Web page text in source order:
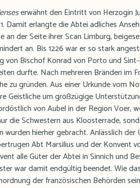
erwähnt den Eintritt von Herzogin
Damit erlangte die Abtei adliches
an der Seite ihrer Scan Limburg,
an. Bis 1226 war er so stark
von Bischof Konrad von Porto und
durfte. Nach mehreren Bränden im
zu gründen. Aus einer Urkunde vom
Geistliche um großzügige
von Aubel in der Region Voer,
die Schwestern aus Kloosterrade,
wurden hierher gebracht. Anlässlich
Abt Marsilius und der Konvent
alle Güter der Abtei in Sinnich und
war damit endgültig beendet. Wie
der französischen Behörden